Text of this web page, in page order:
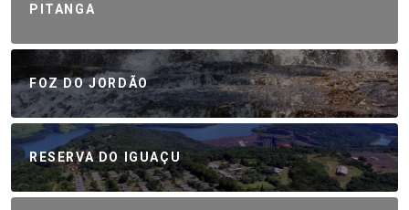
PITANGA
FOZ DO JORDÃO
RESERVA DO IGUAÇU